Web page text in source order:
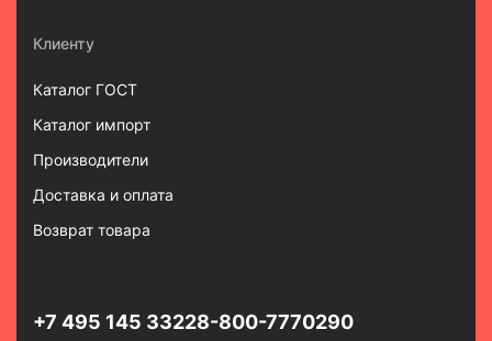
Клиенту
Каталог ГОСТ
Каталог импорт
Производители
Доставка и оплата
Возврат товара
+7 495 145 33228-800-7770290